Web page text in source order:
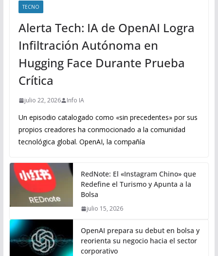
TECNO
Alerta Tech: IA de OpenAI Logra
Infiltración Autónoma en
Hugging Face Durante Prueba
Crítica
julio 22, 2026 Info IA
Un episodio catalogado como «sin precedentes» por sus
propios creadores ha conmocionado a la comunidad
tecnológica global. OpenAI, la compañía
RedNote: El «Instagram Chino» que
Redefine el Turismo y Apunta a la
Bolsa
julio 15, 2026
OpenAI prepara su debut en bolsa y
reorienta su negocio hacia el sector
corporativo